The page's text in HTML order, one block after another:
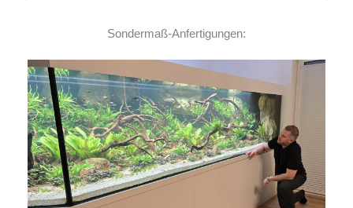
Sondermaß-Anfertigungen: